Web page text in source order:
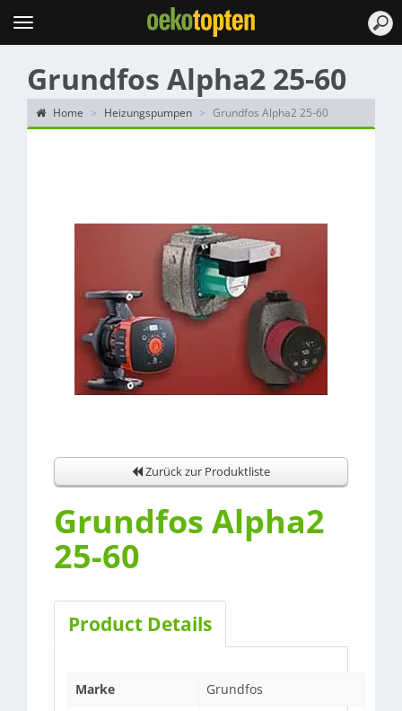
Topten
Menu
Grundfos Alpha2 25-60
Home Heizungspumpen Grundfos Alpha2 25-60
Zurück zur Produktliste
Grundfos Alpha2
25-60
Product Details
Marke
Grundfos